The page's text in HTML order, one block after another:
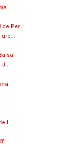
Per...
urb...
J...
l...